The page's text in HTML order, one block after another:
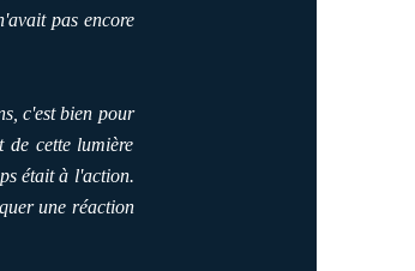
pas encore
c'est bien pour
de cette lumière
était à l'action.
une réaction